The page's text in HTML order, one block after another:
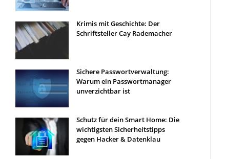
Krimis mit Geschichte: Der
Schriftsteller Cay Rademacher
Sichere Passwortverwaltung:
Warum ein Passwortmanager
unverzichtbar ist
Schutz für dein Smart Home: Die
wichtigsten Sicherheitstipps
gegen Hacker & Datenklau